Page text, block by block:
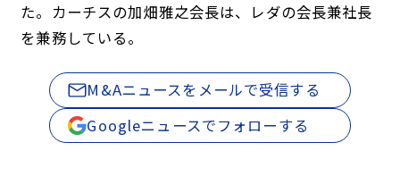
た。カーチスの加畑雅之会長は、レダの会長兼社長
を兼務している。
M&Aニュースをメールで受信する
Googleニュースでフォローする